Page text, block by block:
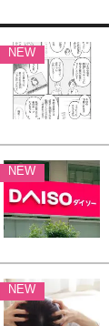
NEW
NEW
NEW